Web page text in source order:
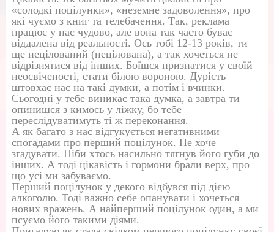
«солодкі поцілунки», «неземне задоволення», про
які чуємо з книг та телебачення. Так, реклама
працює у нас чудово, але вона так часто буває
віддалена від реальності. Ось тобі 12-13 років, ти
ще нецілований (нецілована), а так хочеться не
відрізнятися від інших. Боїшся признатися у своїй
неосвіченості, стати білою вороною. Дурість
штовхає нас на такі думки, а потім і вчинки.
Сьогодні у тебе виникає така думка, а завтра ти
опинишся з кимось у ліжку, бо тебе
переслідуватимуть ті ж переконання.
А як багато з нас відгукується негативними
спогадами про перший поцілунок. Не хоче
згадувати. Ніби хтось насильно тягнув його губи до
інших. А тоді цікавість і гормони брали верх, про
що усі ми забуваємо.
Перший поцілунок у декого відбувся під дією
алкоголю. Тоді важно себе опанувати і хочеться
нових вражень. А найперший поцілунок один, а ми
псуємо його такими діями.